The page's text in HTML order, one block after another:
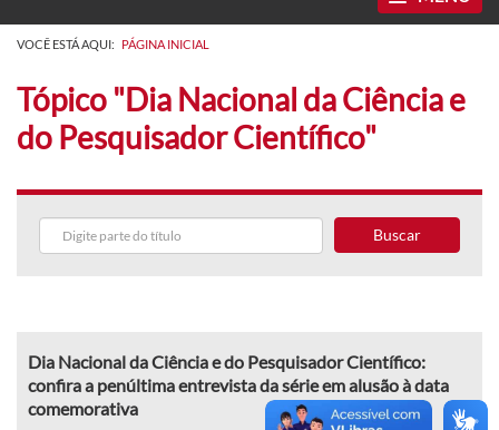
VOCÊ ESTÁ AQUI: PÁGINA INICIAL
Tópico "Dia Nacional da Ciência e
do Pesquisador Científico"
Buscar
Dia Nacional da Ciência e do Pesquisador Científico:
confira a penúltima entrevista da série em alusão à data
comemorativa